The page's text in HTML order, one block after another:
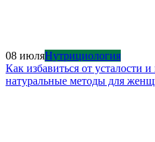
08 июляНутрициология
Как избавиться от усталости
натуральные методы для